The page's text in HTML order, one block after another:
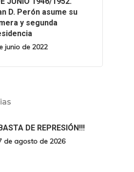
D. Perón asume su
y segunda
junio de 2022
DE REPRESIÓN!!!
de agosto de 2026